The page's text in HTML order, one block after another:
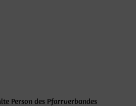
Person des Pfarrverbandes